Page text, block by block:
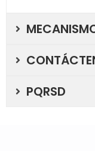
PQRSD